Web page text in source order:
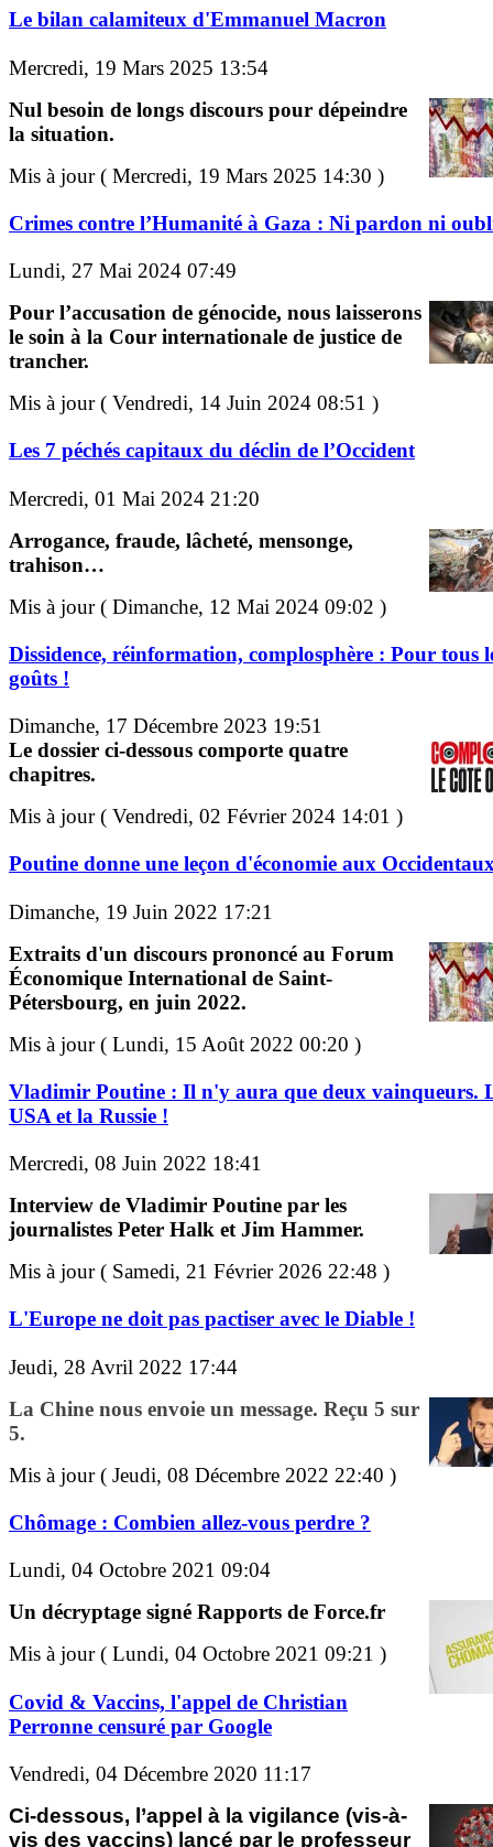
Le bilan calamiteux d'Emmanuel Macron
Mercredi, 19 Mars 2025 13:54
Nul besoin de longs discours pour dépeindre
la situation.
Mis à jour ( Mercredi, 19 Mars 2025 14:30 )
Crimes contre l’Humanité à Gaza : Ni pardon ni
Lundi, 27 Mai 2024 07:49
Pour l’accusation de génocide, nous laisserons
le soin à la Cour internationale de justice de
trancher.
Mis à jour ( Vendredi, 14 Juin 2024 08:51 )
Les 7 péchés capitaux du déclin de l’Occident
Mercredi, 01 Mai 2024 21:20
Arrogance, fraude, lâcheté, mensonge,
trahison…
Mis à jour ( Dimanche, 12 Mai 2024 09:02 )
Dissidence, réinformation, complosphère : Pour tous
goûts !
Dimanche, 17 Décembre 2023 19:51
Le dossier ci-dessous comporte quatre
chapitres.
Mis à jour ( Vendredi, 02 Février 2024 14:01 )
Poutine donne une leçon d'économie aux
Dimanche, 19 Juin 2022 17:21
Extraits d'un discours prononcé au Forum
Économique International de Saint-
Pétersbourg, en juin 2022.
Mis à jour ( Lundi, 15 Août 2022 00:20 )
Vladimir Poutine : Il n'y aura que deux vainqueurs.
USA et la Russie !
Mercredi, 08 Juin 2022 18:41
Interview de Vladimir Poutine par les
journalistes Peter Halk et Jim Hammer.
Mis à jour ( Samedi, 21 Février 2026 22:48 )
L'Europe ne doit pas pactiser avec le Diable !
Jeudi, 28 Avril 2022 17:44
La Chine nous envoie un message. Reçu 5 sur
5.
Mis à jour ( Jeudi, 08 Décembre 2022 22:40 )
Chômage : Combien allez-vous perdre ?
Lundi, 04 Octobre 2021 09:04
Un décryptage signé Rapports de Force.fr
Mis à jour ( Lundi, 04 Octobre 2021 09:21 )
Covid & Vaccins, l'appel de Christian
Perronne censuré par Google
Vendredi, 04 Décembre 2020 11:17
Ci-dessous, l’appel à la vigilance (vis-à-
vis des vaccins) lancé par le professeur